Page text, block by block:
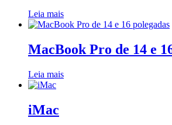
Leia mais
MacBook Pro de 14 e
Leia mais
iMac